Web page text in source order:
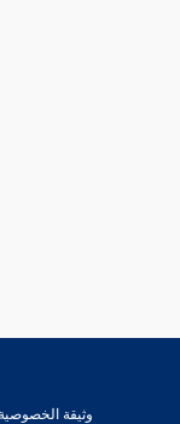
وثيقة